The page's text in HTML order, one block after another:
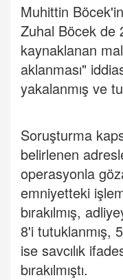
Muhittin
Zuhal Böcek de
kaynaklanan mal
aklanması"
yakalanmış ve
Soruşturma
belirlenen
operasyonla
emniyetteki
bırakılmış,
8'i tutuklanmış,
ise savcılık
bırakılmıştı.